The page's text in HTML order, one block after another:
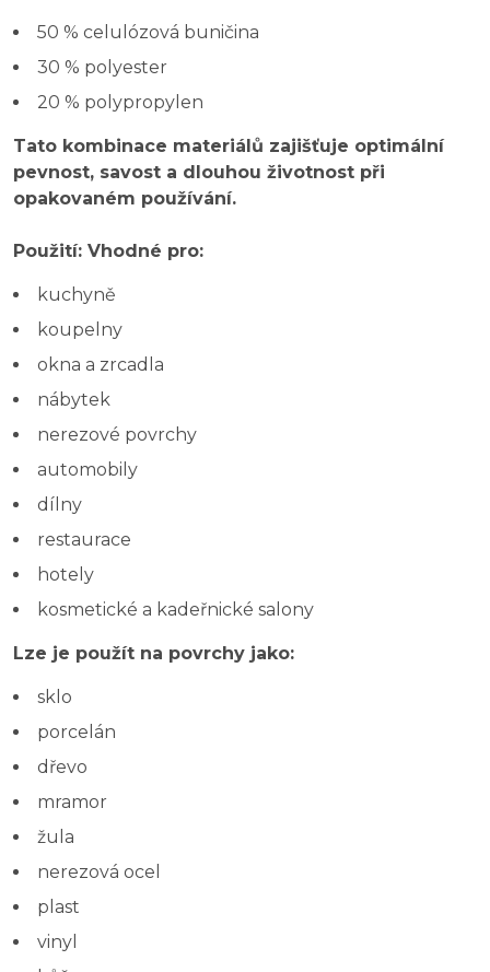
50 % celulózová buničina
30 % polyester
20 % polypropylen
Tato kombinace materiálů zajišťuje optimální
pevnost, savost a dlouhou životnost při
opakovaném používání.
Použití: Vhodné pro:
kuchyně
koupelny
okna a zrcadla
nábytek
nerezové povrchy
automobily
dílny
restaurace
hotely
kosmetické a kadeřnické salony
Lze je použít na povrchy jako:
sklo
porcelán
dřevo
mramor
žula
nerezová ocel
plast
vinyl